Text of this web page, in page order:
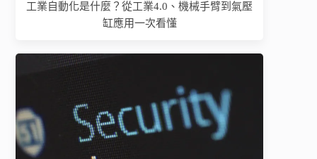
工業自動化是什麼？從工業4.0、機械手臂到氣壓
缸應用一次看懂